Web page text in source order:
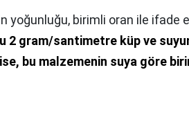
yoğunluğu, birimli oran ile ifade
2 gram/santimetre küp ve
bu malzemenin suya göre